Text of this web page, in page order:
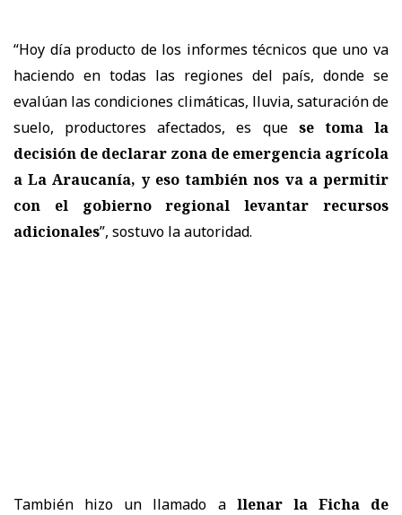
“Hoy día producto de los informes técnicos que uno va
haciendo en todas las regiones del país, donde se
evalúan las condiciones climáticas, lluvia, saturación de
suelo, productores afectados, es que se toma la
decisión de declarar zona de emergencia agrícola
a La Araucanía, y eso también nos va a permitir
con el gobierno regional levantar recursos
adicionales”, sostuvo la autoridad.
También hizo un llamado a llenar la Ficha de